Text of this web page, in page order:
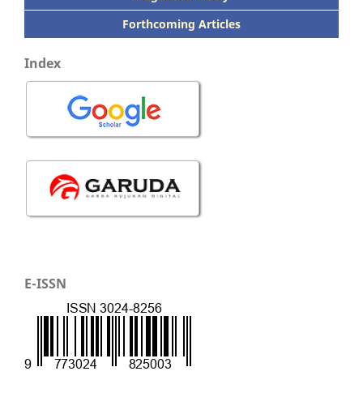
Forthcoming Articles
Index
E-ISSN